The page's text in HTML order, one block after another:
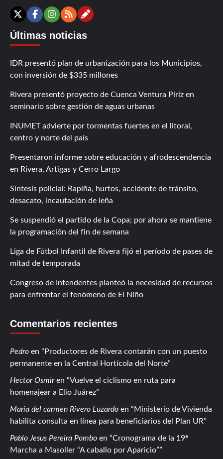
X Facebook
Instagram
RSSContáctanos
Últimas noticias
IDR presentó plan de urbanización para los Municipios,
con inversión de $335 millones
Rivera presentó proyecto de Cuenca Ventura Píriz en
seminario sobre gestión de aguas urbanas
INUMET advierte por tormentas fuertes en el litoral,
centro y norte del país
Presentaron informe sobre educación y afrodescendencia
en Rivera, Artigas y Cerro Largo
Síntesis policial: Rapiña, hurtos, accidente de tránsito,
desacato, incautación de leña
Se suspendió el partido de la Copa; por ahora se mantiene
la programación del fin de semana
Liga de Fútbol Infantil de Rivera fijó el período de pases de
mitad de temporada
Congreso de Intendentes planteó la necesidad de recursos
para enfrentar el fenómeno de El Niño
Comentarios recientes
Pedro en
Productores de Rivera contarán con un puesto
permanente en la Central Hortícola del Norte
Hector Osmiren
Vuelve el ciclismo en ruta para
homenajear a Elio Juárez
Maria del carmen Rivero Luzardo en
Ministerio de Vivienda
habilita consulta en línea para beneficiarios del Plan UR
Pablo Jesus Pereira Pombo en
Cronograma de la 19ª
Marcha a Masoller “A caballo por Aparicio”